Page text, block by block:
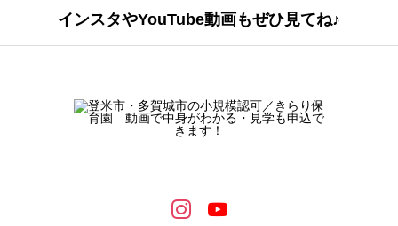
インスタやYouTube動画もぜひ見てね♪